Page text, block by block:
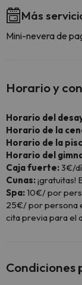
Más
Mini-nevera de
Horario y
Horario del
Horario de la
Horario de la
Horario del
Caja fuerte:3€/
Cunas:¡gratuitas!
Spa:10€/ por
25€/ por persona
cita previa para el
Condiciones